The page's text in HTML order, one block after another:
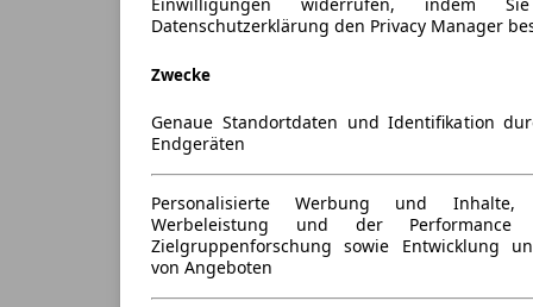
Einwilligungen widerrufen, indem
Datenschutzerklärung den Privacy Manager
Zwecke
Genaue Standortdaten und Identifikation
Endgeräten
Personalisierte Werbung und Inhalte,
Werbeleistung und der
Zielgruppenforschung sowie Entwicklung
von Angeboten